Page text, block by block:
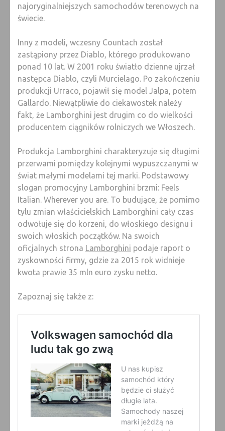
najoryginalniejszych samochodów terenowych na
świecie.
Inny z modeli, wczesny Countach został
zastąpiony przez Diablo, którego produkowano
ponad 10 lat. W 2001 roku światło dzienne ujrzał
następca Diablo, czyli Murcielago. Po zakończeniu
produkcji Urraco, pojawił się model Jalpa, potem
Gallardo. Niewątpliwie do ciekawostek należy
fakt, że Lamborghini jest drugim co do wielkości
producentem ciągników rolniczych we Włoszech.
Produkcja Lamborghini charakteryzuje się długimi
przerwami pomiędzy kolejnymi wypuszczanymi w
świat małymi modelami tej marki. Podstawowy
slogan promocyjny Lamborghini brzmi: Feels
Italian. Wherever you are. To budujące, że pomimo
tylu zmian właścicielskich Lamborghini cały czas
odwołuje się do korzeni, do włoskiego designu i
swoich włoskich początków. Na swoich
oficjalnych strona Lamborghini podaje raport o
zyskowności firmy, gdzie za 2015 rok widnieje
kwota prawie 35 mln euro zysku netto.
Zapoznaj się także z: